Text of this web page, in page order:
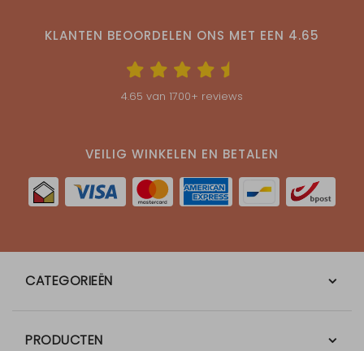
KLANTEN BEOORDELEN ONS MET EEN 4.65
4.65 van 1700+ reviews
VEILIG WINKELEN EN BETALEN
CATEGORIEËN
PRODUCTEN